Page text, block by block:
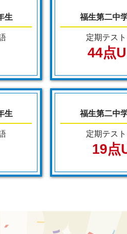
在籍していますので、お子さまに
ります♪
中、工学院大学付属中、狭
理中、東海大菅生中、東
子学園八王子中、八王子実
明星中など
したい方
レンジしたい方へおスス
算数対策／低学年中学受験
身につけたい方におスス
生
生
福生第二中
定期テス
44点
福生第二中
定期テス
19点